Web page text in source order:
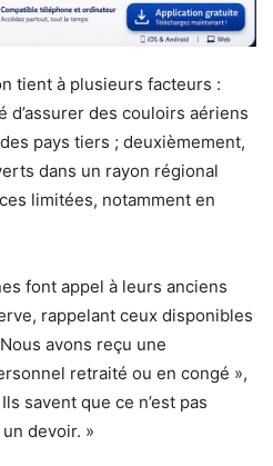
tient à plusieurs facteurs :
d’assurer des couloirs aériens
pays tiers ; deuxièmement,
dans un rayon régional
limitées, notamment en
font appel à leurs anciens
rappelant ceux disponibles
avons reçu une
retraité ou en congé »,
savent que ce n’est pas
devoir. »